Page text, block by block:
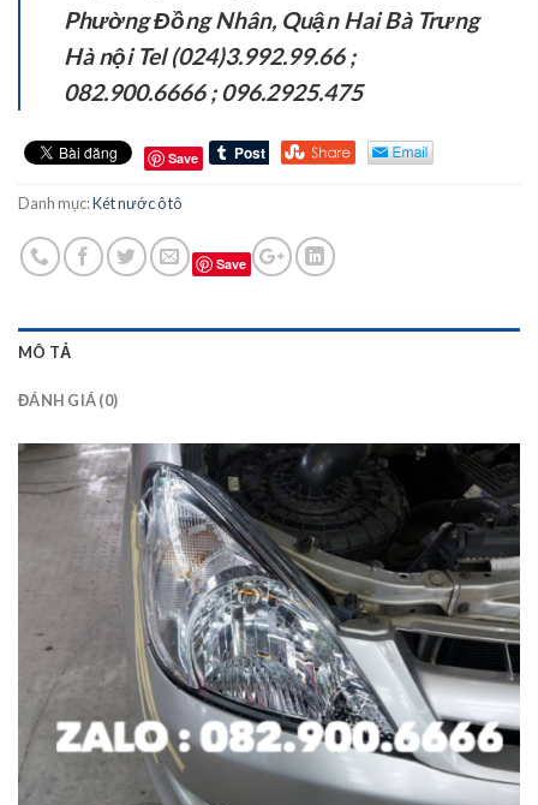
Phường Đồng Nhân, Quận Hai Bà Trưng
Hà nội Tel (024)3.992.99.66 ;
082.900.6666 ;096.2925.475
Save
Danh mục:Két nước ô tô
Save
MÔ TẢ
ĐÁNH GIÁ (0)